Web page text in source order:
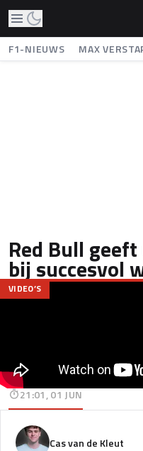
F1-NIEUWS MAX
Red Bull
bij succesvol
VIDEO’S
21:01, 01 JUN
Cas van de Kleut